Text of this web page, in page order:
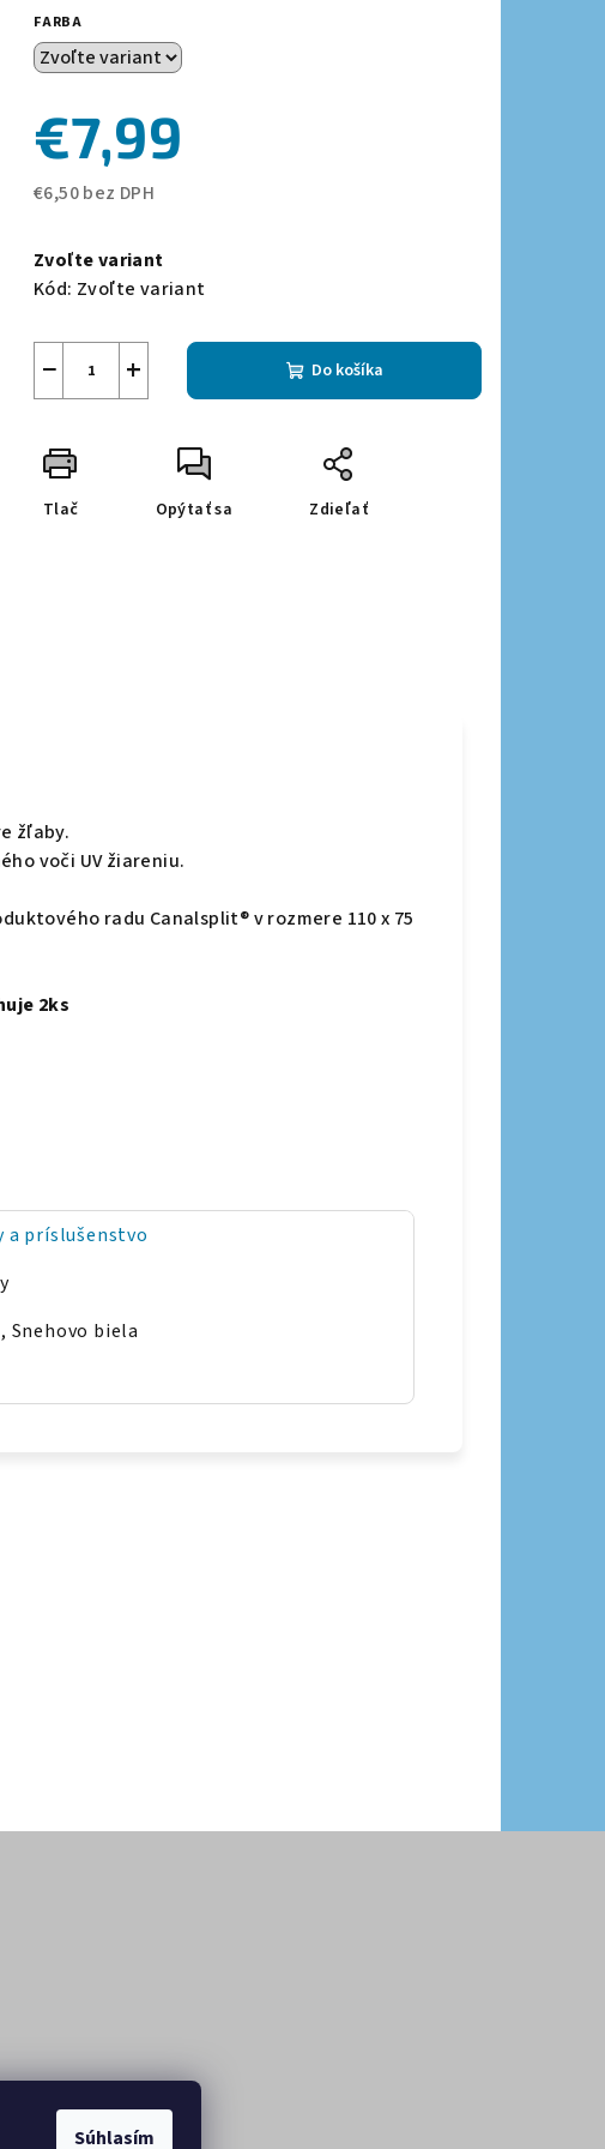
Súhlasím
5
hviezdičiek.
FARBA
€7,99
€6,50 bez DPH
cena:
Zvoľte variant
Kód: Zvoľte variant
+
− Do košíka
Tlač Opýtať sa Zdieľať
žľaby.
voči UV žiareniu.
radu Canalsplit® v rozmere 110 x 75
2ks
a príslušenstvo
Snehovo biela